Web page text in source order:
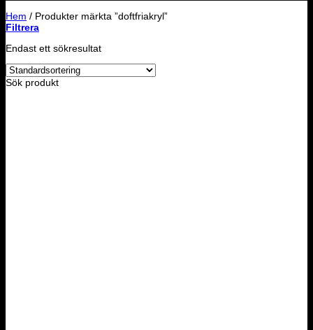
Hem / Produkter märkta ”doftfriakryl”
Filtrera
Endast ett sökresultat
Sök produkt